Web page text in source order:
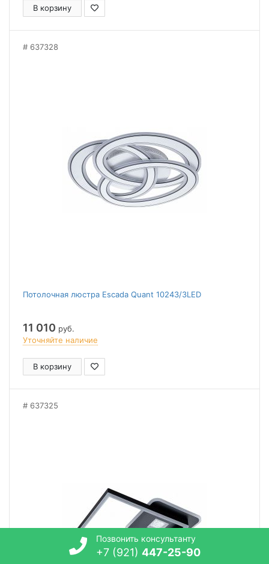
В корзину
637328
Потолочная люстра Escada Quant 10243/3LED
11 010 руб.
Уточняйте наличие
В корзину
637325
Позвонить консультанту
+7 (921) 447-25-90